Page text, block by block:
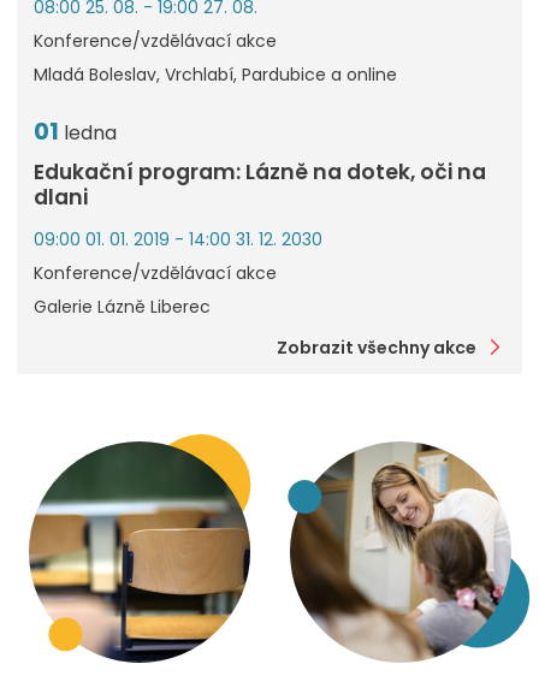
08:00 25. 08. - 19:00 27. 08.
Konference/vzdělávací akce
Mladá Boleslav, Vrchlabí, Pardubice a online
01 ledna
Edukační program: Lázně na dotek, oči na
dlani
09:00 01. 01. 2019 - 14:00 31. 12. 2030
Konference/vzdělávací akce
Galerie Lázně Liberec
Zobrazit všechny akce